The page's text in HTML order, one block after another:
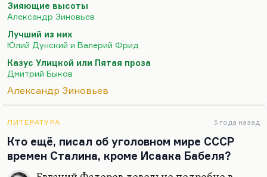
сидор смолы висит»
физиологических потребностей нет, и все заняты
тем, кого заземлить. Ищут, кого лишить
воровских прав. Ищут солдатские причины,
условно говоря, скомпрометировать друг друга.
У нас сейчас примерно та же история. То есть мы
пересылке. Жранья пока хватает, но дела нет.
Зияющие высоты
Александр Зиновьев
Лучший из них
Юлий Дунский и Валерий Фрид
Казус Улицкой или Пятая проза
Дмитрий Быков
Александр Зиновьев
ЛИТЕРАТУРА 3 года назад
Кто ещё, писал об уголовном мире СССР
времен Сталина, кроме Исаака Бабеля?